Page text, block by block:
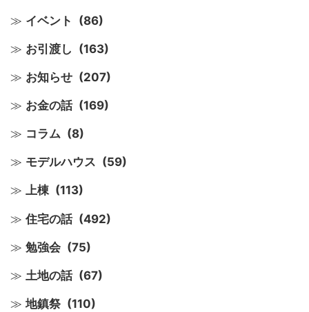
イベント (86)
お引渡し (163)
お知らせ (207)
お金の話 (169)
コラム (8)
モデルハウス (59)
上棟 (113)
住宅の話 (492)
勉強会 (75)
土地の話 (67)
地鎮祭 (110)